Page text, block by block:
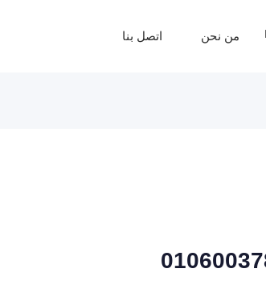
من نحن اتصل بنا